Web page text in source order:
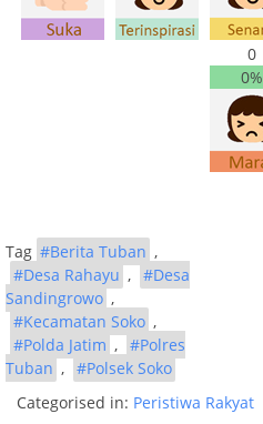
0
0%
Tag #Berita Tuban ,
#Desa Rahayu , #Desa
Sandingrowo ,
#Kecamatan Soko ,
#Polda Jatim , #Polres
Tuban , #Polsek Soko
Categorised in: Peristiwa Rakyat